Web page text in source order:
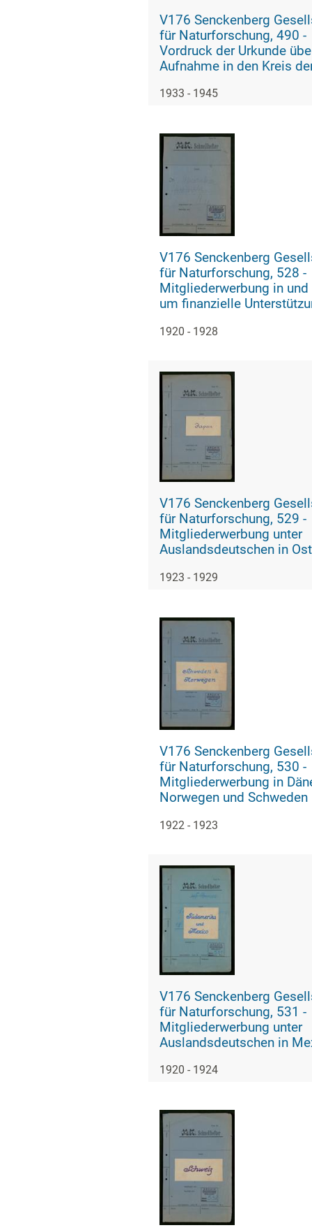
V176 Senckenberg
für Naturforschung, 490 -
Vordruck der Urkunde
Aufnahme in den Kreis
Naturforschenden
1933 - 1945
V176 Senckenberg
für Naturforschung, 528 -
Mitgliederwerbung in und
um finanzielle
1920 - 1928
V176 Senckenberg
für Naturforschung, 529 -
Mitgliederwerbung unter
Auslandsdeutschen in
1923 - 1929
V176 Senckenberg
für Naturforschung, 530 -
Mitgliederwerbung in
Norwegen und Schweden
1922 - 1923
V176 Senckenberg
für Naturforschung, 531 -
Mitgliederwerbung unter
Auslandsdeutschen in
1920 - 1924